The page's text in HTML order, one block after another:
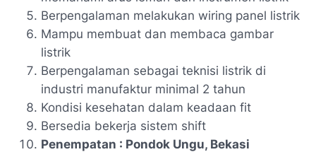
Berpengalaman melakukan wiring panel listrik
Mampu membuat dan membaca gambar
listrik
Berpengalaman sebagai teknisi listrik di
industri manufaktur minimal 2 tahun
Kondisi kesehatan dalam keadaan fit
Bersedia bekerja sistem shift
Penempatan : Pondok Ungu, Bekasi